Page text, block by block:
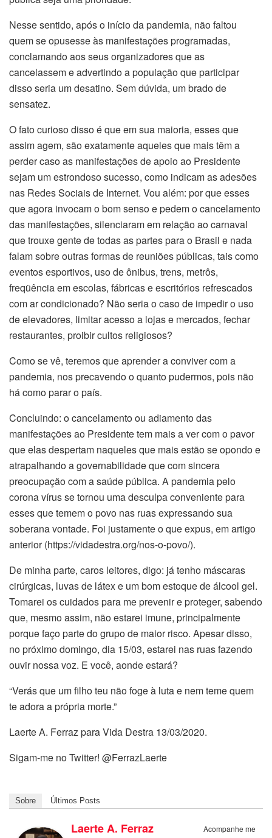
Nesse sentido, após o início da pandemia, não faltou
quem se opusesse às manifestações programadas,
conclamando aos seus organizadores que as
cancelassem e advertindo a população que participar
disso seria um desatino. Sem dúvida, um brado de
sensatez.
O fato curioso disso é que em sua maioria, esses que
assim agem, são exatamente aqueles que mais têm a
perder caso as manifestações de apoio ao Presidente
sejam um estrondoso sucesso, como indicam as adesões
nas Redes Sociais de Internet. Vou além: por que esses
que agora invocam o bom senso e pedem o cancelamento
das manifestações, silenciaram em relação ao carnaval
que trouxe gente de todas as partes para o Brasil e nada
falam sobre outras formas de reuniões públicas, tais como
eventos esportivos, uso de ônibus, trens, metrôs,
freqüência em escolas, fábricas e escritórios refrescados
com ar condicionado? Não seria o caso de impedir o uso
de elevadores, limitar acesso a lojas e mercados, fechar
restaurantes, proibir cultos religiosos?
Como se vê, teremos que aprender a conviver com a
pandemia, nos precavendo o quanto pudermos, pois não
há como parar o país.
Concluindo: o cancelamento ou adiamento das
manifestações ao Presidente tem mais a ver com o pavor
que elas despertam naqueles que mais estão se opondo e
atrapalhando a governabilidade que com sincera
preocupação com a saúde pública. A pandemia pelo
corona vírus se tornou uma desculpa conveniente para
esses que temem o povo nas ruas expressando sua
soberana vontade. Foi justamente o que expus, em artigo
anterior (https://vidadestra.org/nos-o-povo/).
De minha parte, caros leitores, digo: já tenho máscaras
cirúrgicas, luvas de látex e um bom estoque de álcool gel.
Tomarei os cuidados para me prevenir e proteger, sabendo
que, mesmo assim, não estarei imune, principalmente
porque faço parte do grupo de maior risco. Apesar disso,
no próximo domingo, dia 15/03, estarei nas ruas fazendo
ouvir nossa voz. E você, aonde estará?
“Verás que um filho teu não foge à luta e nem teme quem
te adora a própria morte.”
Laerte A. Ferraz para Vida Destra 13/03/2020.
Sigam-me no Twitter! @FerrazLaerte
Sobre Últimos Posts
Acompanhe me
Laerte A. Ferraz